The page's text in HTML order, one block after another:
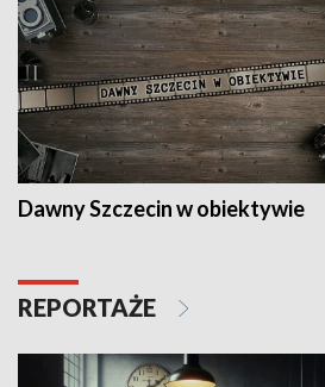
Dawny Szczecin w obiektywie
REPORTAŻE